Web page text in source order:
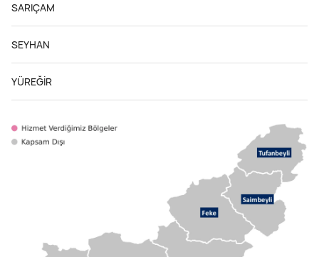
SARIÇAM
SEYHAN
YÜREĞİR